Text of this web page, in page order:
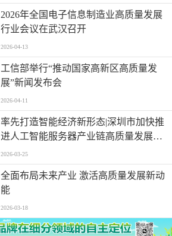
2026年全国电子信息制造业高质量发展
行业会议在武汉召开
2026-04-13
工信部举行“推动国家高新区高质量发
展”新闻发布会
2026-04-11
率先打造智能经济新形态|深圳市加快推
进人工智能服务器产业链高质量发展行
动计划
2026-03-25
全面布局未来产业 激活高质量发展新动
能
2026-03-18